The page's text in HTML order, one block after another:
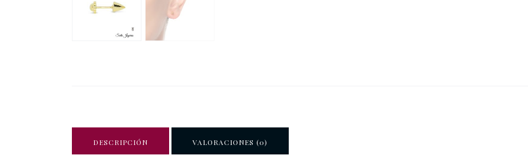
DESCRIPCIÓN VALORACIONES (0)